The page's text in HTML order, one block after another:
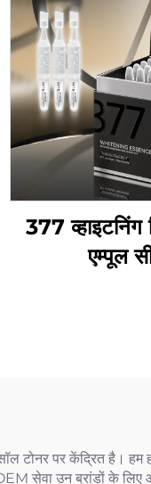
377
एम्पूल
टोनर पर केंद्रित है।
सेवा उन ब्रांडों के